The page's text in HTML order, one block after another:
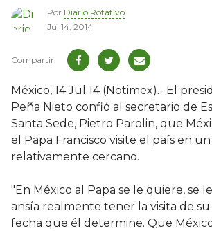
Por Diario Rotativo
Jul 14, 2014
México, 14 Jul 14 (Notimex).- El
Peña Nieto confió al secretario de
Santa Sede, Pietro Parolin, que
el Papa Francisco visite el país en
relativamente cercano.
"En México al Papa se le quiere, se
ansía realmente tener la visita de
fecha que él determine. Que México